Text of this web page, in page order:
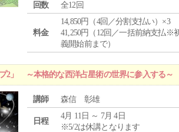
回数
全12回
料金
14,850円（4回／分割支払い）×3
41,250円（12回／一括前納支払※
義開始前まで）
2」 ～本格的な西洋占星術の世界に参入する～
講師 森信 彰雄
日程
4月 11日 ～ 7月 4日
※5/2は休講となります